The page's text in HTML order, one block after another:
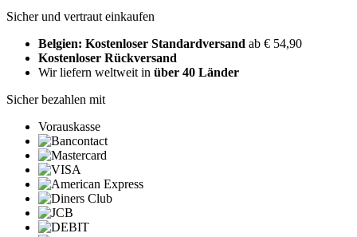
Sicher und vertraut einkaufen
Belgien: Kostenloser Standardversand ab € 54,90
Kostenloser Rückversand
Wir liefern weltweit in über 40 Länder
Sicher bezahlen mit
Vorauskasse